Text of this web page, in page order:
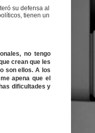
su defensa al
tienen un
no tengo
crean que les
son ellos. A los
apena que el
dificultades y